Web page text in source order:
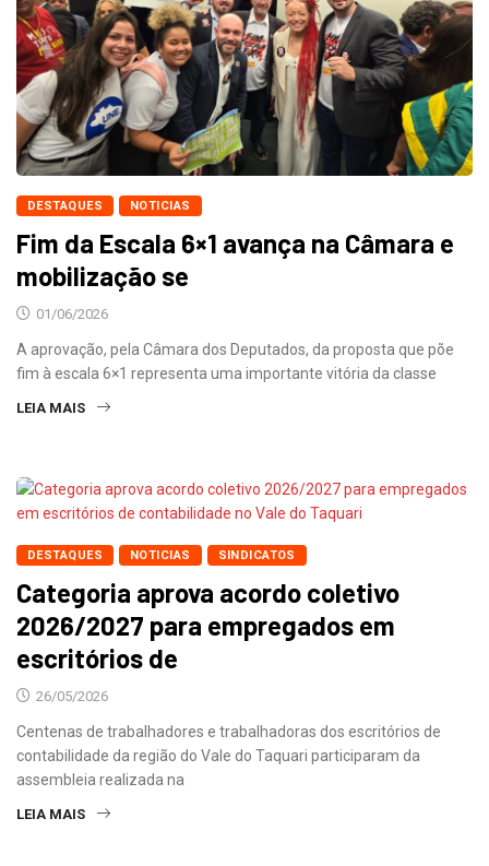
DESTAQUES NOTICIAS
Fim da Escala 6×1 avança na Câmara e
mobilização se
01/06/2026
A aprovação, pela Câmara dos Deputados, da proposta que põe
fim à escala 6×1 representa uma importante vitória da classe
LEIA MAIS
DESTAQUES NOTICIAS SINDICATOS
Categoria aprova acordo coletivo
2026/2027 para empregados em
escritórios de
26/05/2026
Centenas de trabalhadores e trabalhadoras dos escritórios de
contabilidade da região do Vale do Taquari participaram da
assembleia realizada na
LEIA MAIS